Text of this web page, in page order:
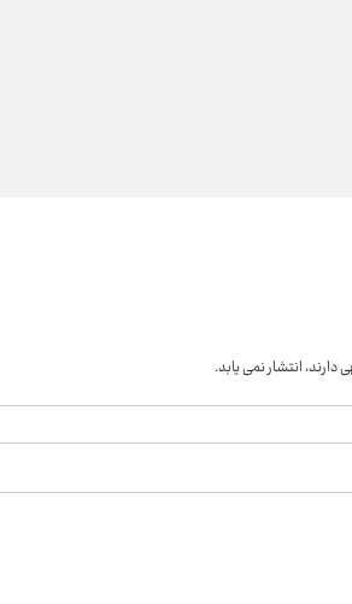
انتشار نمی یابد.